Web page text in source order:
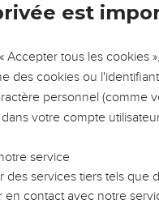
L’ANNÉE !
?
leur foi ou leur vision. Mais
alors même que ce
reviennent sur les erreurs
de sagesse afin que leurs
équipe, un groupe ou une
est
Accepter tous les cookies
des cookies ou
personnel (comme
votre compte
service
des services tiers tels que
contact avec notre